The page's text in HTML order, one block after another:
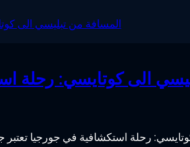
الى كوتايسي: رحلة
رحلة استكشافية في جورجيا